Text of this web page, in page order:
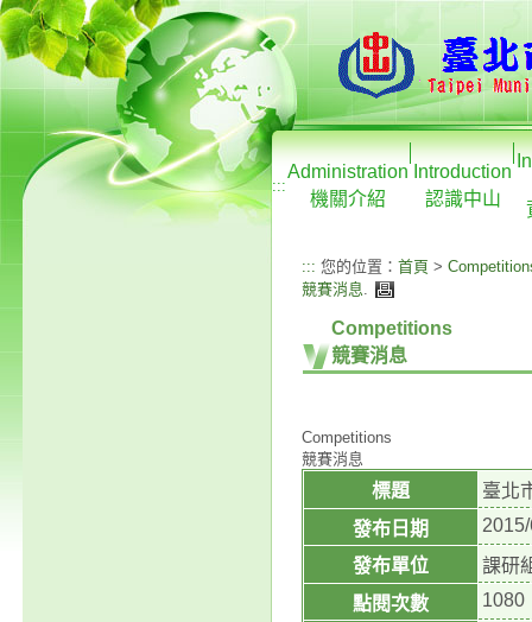
:::
Administration
機關介紹
Introduction
認識中山
::: 您的位置： 首頁 >
競賽消息.
Competitions
競賽消息
Competitions
競賽消息
標題
臺北
發布日期
發布單位
課研
點閱次數
1080